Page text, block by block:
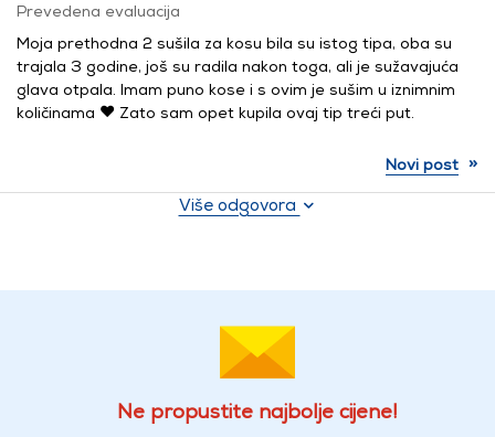
Prevedena evaluacija
Moja prethodna 2 sušila za kosu bila su istog tipa, oba su
trajala 3 godine, još su radila nakon toga, ali je sužavajuća
glava otpala. Imam puno kose i s ovim je sušim u iznimnim
količinama ❤️ Zato sam opet kupila ovaj tip treći put.
Novi post »
Više odgovora
Ne propustite najbolje cijene!